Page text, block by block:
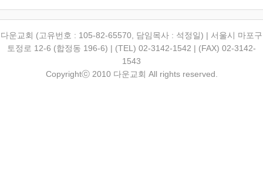
다운교회 (고유번호 : 105-82-65570, 담임목사 : 석정일) | 서울시 마포구
토정로 12-6 (합정동 196-6) | (TEL) 02-3142-1542 | (FAX) 02-3142-
1543
Copyrightⓒ 2010 다운교회 All rights reserved.